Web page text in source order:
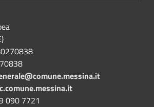
messina.it
090 7721